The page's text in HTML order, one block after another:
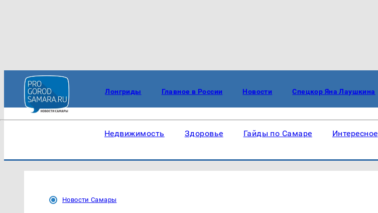
Лонгриды Главное в России Новости Спецкор Яна Лаушкина
Недвижимость Здоровье Гайды по Самаре Интересное
Новости Самары